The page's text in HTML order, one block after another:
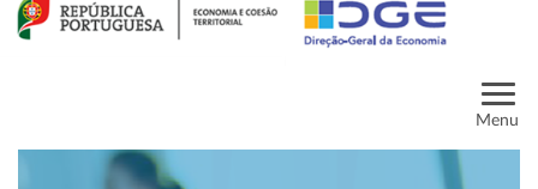
Menu